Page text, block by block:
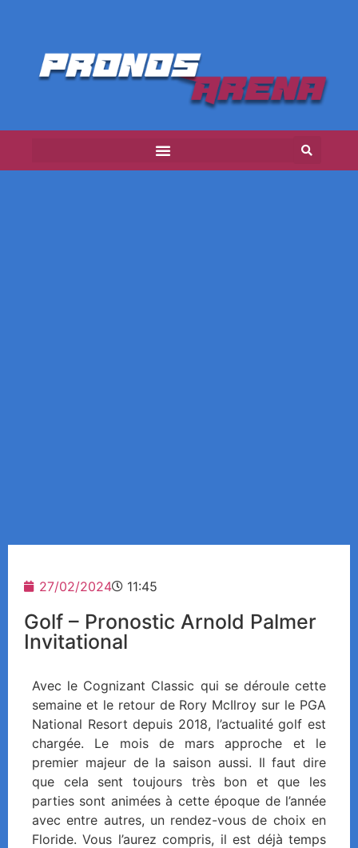
27/02/2024 11:45
Golf – Pronostic Arnold Palmer
Invitational
Avec le Cognizant Classic qui se déroule cette
semaine et le retour de Rory McIlroy sur le PGA
National Resort depuis 2018, l’actualité golf est
chargée. Le mois de mars approche et le
premier majeur de la saison aussi. Il faut dire
que cela sent toujours très bon et que les
parties sont animées à cette époque de l’année
avec entre autres, un rendez-vous de choix en
Floride. Vous l’aurez compris, il est déjà temps